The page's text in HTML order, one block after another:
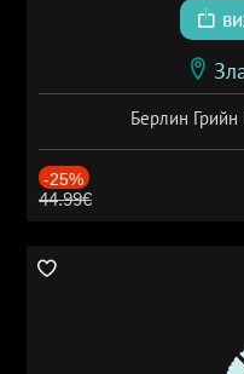
Берлин Грийн
-25%
44.99€